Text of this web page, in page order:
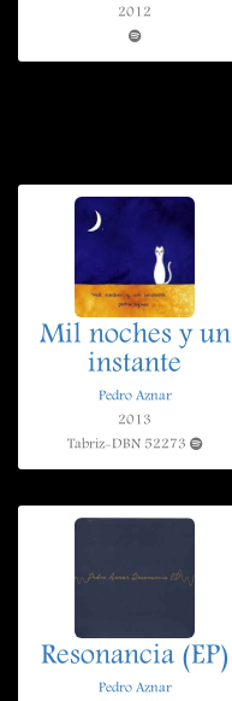
2012
Mil noches y un
instante
Pedro Aznar
2013
Tabriz-DBN 52273
Resonancia (EP)
Pedro Aznar